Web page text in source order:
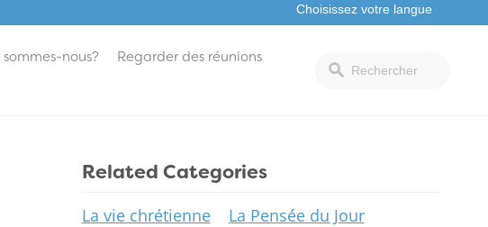
nous?
Regarder des réunions
Related Categories
La vie chrétienne
La Pensée du Jour